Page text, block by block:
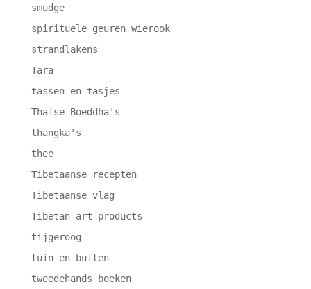
smudge
spirituele geuren wierook
strandlakens
Tara
tassen en tasjes
Thaise Boeddha's
thangka's
thee
Tibetaanse recepten
Tibetaanse vlag
Tibetan art products
tijgeroog
tuin en buiten
tweedehands boeken